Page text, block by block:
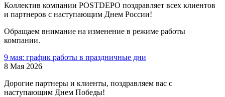
Коллектив компании POSTDEPO поздравляет всех клиентов
и партнеров с наступающим Днем России!
Обращаем внимание на изменение в режиме работы
компании.
9 мая: график работы в праздничные дни
8 Мая 2026
Дорогие партнеры и клиенты, поздравляем вас с
наступающим Днем Победы!